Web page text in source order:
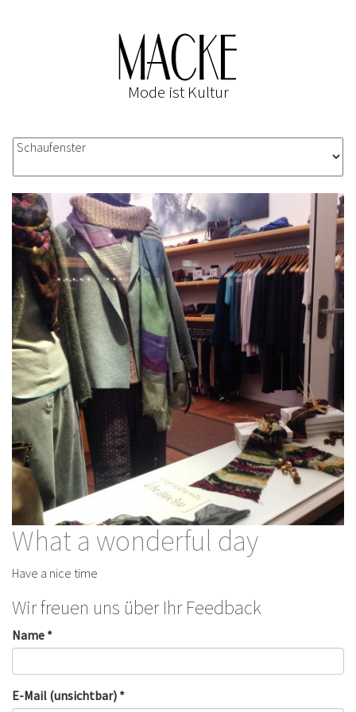
Mode ist Kultur
What a wonderful day
Have a nice time
Wir freuen uns über Ihr Feedback
Name *
E-Mail (unsichtbar) *